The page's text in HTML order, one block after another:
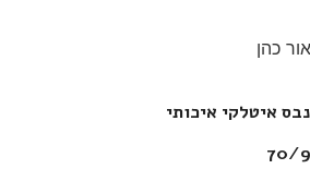
כהן
איטלקי איכותי